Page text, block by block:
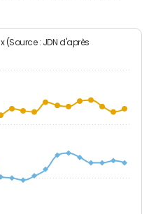
(Source : JDN d'après